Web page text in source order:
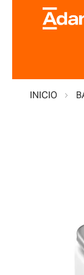
INICIO
imágenes